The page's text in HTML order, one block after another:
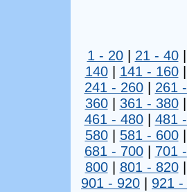
1 - 20| 21 - 40
140| 141 - 160
241 - 260| 261
360| 361 - 380
461 - 480| 481
580| 581 - 600
681 - 700| 701
800| 801 - 820
901 - 920
921 -